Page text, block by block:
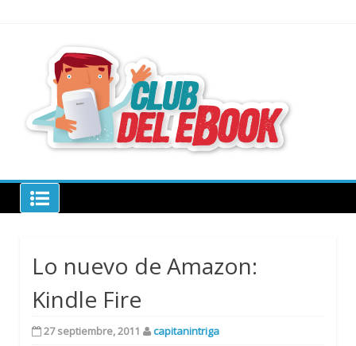
Club del ebook
Lo nuevo de Amazon:
Kindle Fire
27 septiembre, 2011 capitanintriga